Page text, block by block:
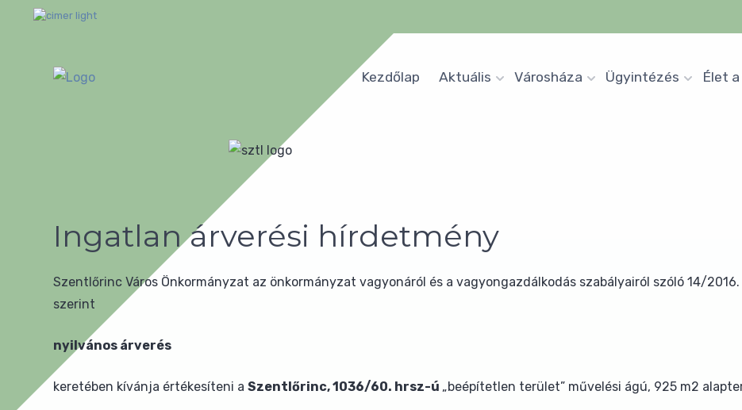
Kezdőlap Aktuális Városháza Ügyintézés Élet
Ingatlan árverési hírdetmény
Szentlőrinc Város Önkormányzat az önkormányzat vagyonáról és a vagyongazdálkodás szabályairól szóló 14/
szerint
nyilvános árverés
keretében kívánja értékesíteni a Szentlőrinc, 1036/60. hrsz-ú „beépítetlen terület” művelési ágú, 925 m2